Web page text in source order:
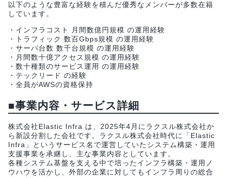
以下のような豊富な経験を積んだ優秀なメンバーが多数在籍
しています。
・インフラコスト 月間数億円規模 の運用経験
・トラフィック 数百Gbps規模 の運用経験
・サーバ台数 数千台規模 の運用経験
・月間数十億アクセス規模 の運用経験
・数十種類のサービス運用 の運用経験
・テックリード の経験
・全員がAWSの資格保持
■事業内容・サービス詳細
株式会社Elastic Infra は、2025年4月にラクスル株式会社か
ら新設分割した会社です。ラクスル株式会社時代に「Elastic
Infra」というサービス名で運営していたシステム構築・運用
支援事業を承継し、主な事業内容としています。
各種システム基盤を支える中で培ったインフラ構築・運用ノ
ウハウを活かし、外部の企業に対してもインフラ周りの総合